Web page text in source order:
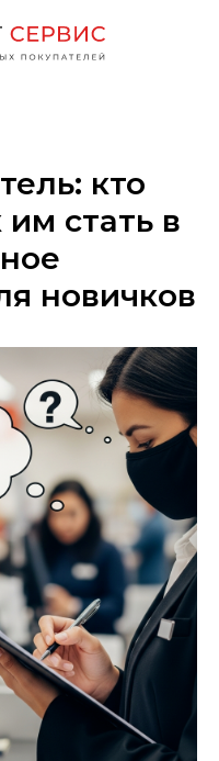
кто
им стать в
новичков